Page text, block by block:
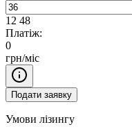
12 48
Платіж:
0
грн/міс
Подати заявку
Умови лізингу